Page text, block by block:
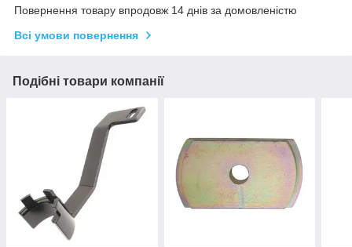
Повернення товару впродовж 14 днів за домовленістю
Всі умови повернення
Подібні товари компанії